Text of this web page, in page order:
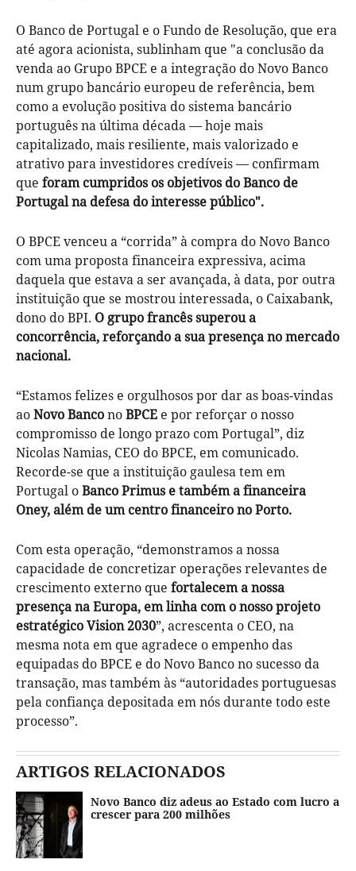
O Banco de Portugal e o Fundo de Resolução, que era
até agora acionista, sublinham que "a conclusão da
venda ao Grupo BPCE e a integração do Novo Banco
num grupo bancário europeu de referência, bem
como a evolução positiva do sistema bancário
português na última década — hoje mais
capitalizado, mais resiliente, mais valorizado e
atrativo para investidores credíveis — confirmam
que foram cumpridos os objetivos do Banco de
Portugal na defesa do interesse público".
O BPCE venceu a “corrida” à compra do Novo Banco
com uma proposta financeira expressiva, acima
daquela que estava a ser avançada, à data, por outra
instituição que se mostrou interessada, o Caixabank,
dono do BPI. O grupo francês superou a
concorrência, reforçando a sua presença no mercado
nacional.
“Estamos felizes e orgulhosos por dar as boas-vindas
aoNovo BanconoBPCE e por reforçar o nosso
compromisso de longo prazo com Portugal”, diz
Nicolas Namias, CEO do BPCE, em comunicado.
Recorde-se que a instituição gaulesa tem em
Portugal oBanco Primus e também a financeira
Oney, além de um centro financeiro no Porto.
Com esta operação, “demonstramos a nossa
capacidade de concretizar operações relevantes de
crescimento externo que fortalecem a nossa
presença na Europa, em linha com o nosso projeto
estratégico Vision 2030”, acrescenta o CEO, na
mesma nota em que agradece o empenho das
equipadas do BPCE e do Novo Banco no sucesso da
transação, mas também às “autoridades portuguesas
pela confiança depositada em nós durante todo este
processo”.
ARTIGOS RELACIONADOS
Novo Banco diz adeus ao Estado com lucro a
crescer para 200 milhões